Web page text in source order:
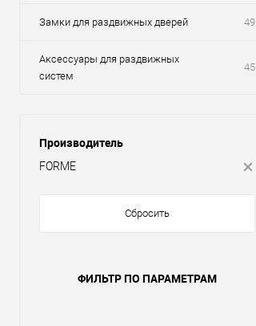
Замки для раздвижных дверей 49
Аксессуары для раздвижных
систем
45
Производитель
FORME
Сбросить
ФИЛЬТР ПО ПАРАМЕТРАМ